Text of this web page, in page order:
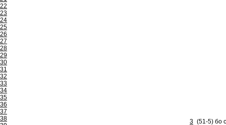
22
23
24
25
26
27
28
29
30
31
32
33
34
35
36
37
38
3 (51-5) бо